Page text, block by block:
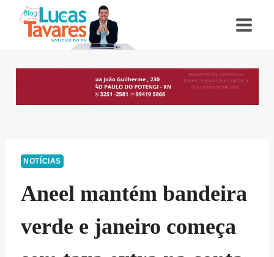
NOTÍCIAS
Aneel mantém bandeira
verde e janeiro começa